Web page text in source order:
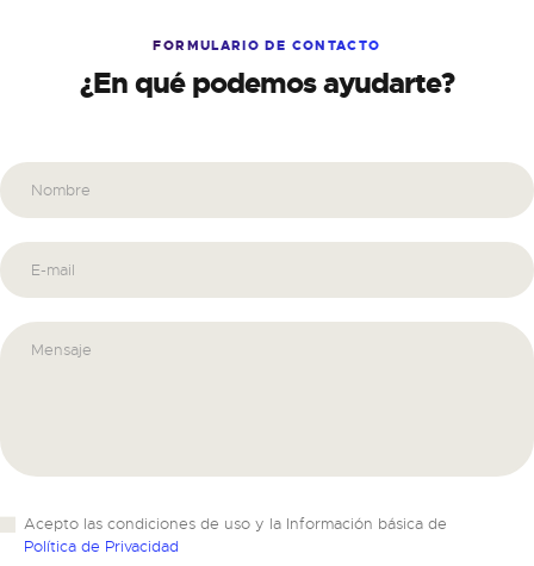
FORMULARIO DE CONTACTO
¿En qué podemos ayudarte?
Acepto las condiciones de uso y la Información básica de
Política de Privacidad